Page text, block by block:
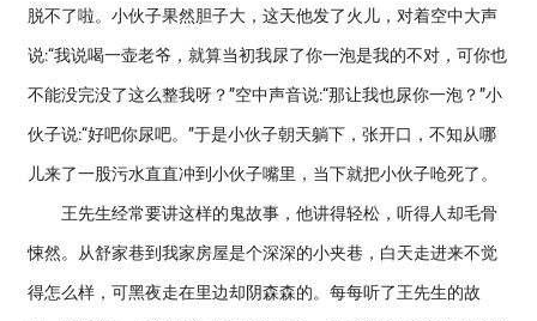
脱不了啦。小伙子果然胆子大，这天他发了火儿，对着空中大声
说:“我说喝一壶老爷，就算当初我尿了你一泡是我的不对，可你也
不能没完没了这么整我呀？”空中声音说:“那让我也尿你一泡？”小
伙子说:“好吧你尿吧。”于是小伙子朝天躺下，张开口，不知从哪
儿来了一股污水直直冲到小伙子嘴里，当下就把小伙子呛死了。
王先生经常要讲这样的鬼故事，他讲得轻松，听得人却毛骨
悚然。从舒家巷到我家房屋是个深深的小夹巷，白天走进来不觉
得怎么样，可黑夜走在里边却阴森森的。每每听了王先生的故